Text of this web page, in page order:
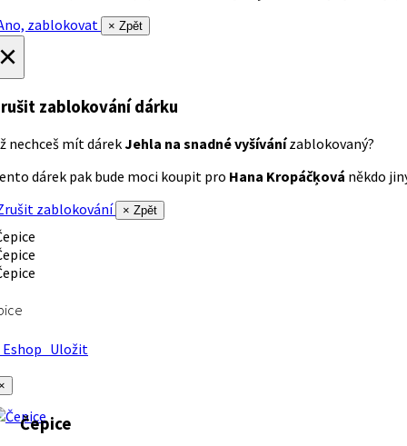
zablokovat
× Zpět
zablokování dárku
nechceš mít dárekJehla na snadné vyšívánízablokovaný?
dárek pak bude moci koupit pro Hana Kropáčķová někdo
zablokování
× Zpět
Uložit
Čepice